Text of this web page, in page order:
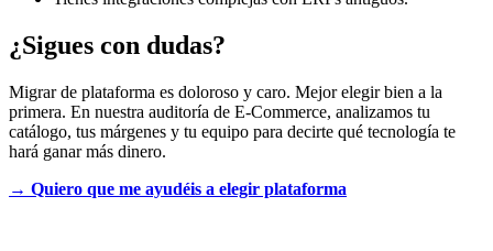
¿Sigues con dudas?
Migrar de plataforma es doloroso y caro. Mejor elegir bien a la
primera. En nuestra auditoría de E-Commerce, analizamos tu
catálogo, tus márgenes y tu equipo para decirte qué tecnología te
hará ganar más dinero.
→ Quiero que me ayudéis a elegir plataforma